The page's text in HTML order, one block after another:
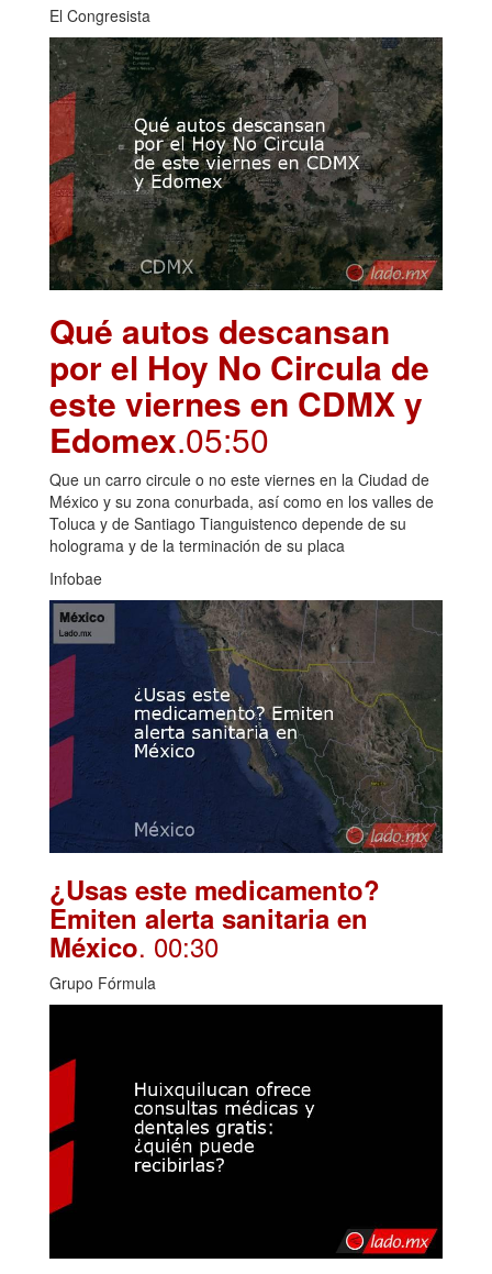
El Congresista
Qué autos descansan
por el Hoy No Circula de
este viernes en CDMX y
Edomex.05:50
Que un carro circule o no este viernes en la Ciudad de
México y su zona conurbada, así como en los valles de
Toluca y de Santiago Tianguistenco depende de su
holograma y de la terminación de su placa
Infobae
¿Usas este medicamento?
Emiten alerta sanitaria en
México. 00:30
Grupo Fórmula